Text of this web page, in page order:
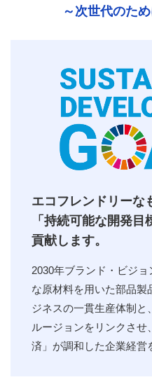
～次世代のた
エコフレンドリーな
「持続可能な開発
貢献します。
2030年ブランド・ビジ
な原材料を用いた部品
ジネスの一貫生産体制と
ルージョンをリンクさせ
済」が調和した企業経営